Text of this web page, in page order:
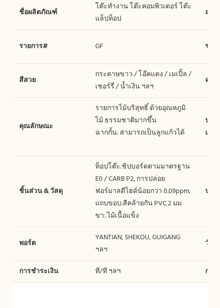
ชื่อผลิตภัณฑ์
โต๊ะทำงาน โต๊ะคอมพิวเตอร์ โต๊ะ
แล็ปท็อป
สไต
รายการ# GF ขน
สีสวย
กระดาษขาว / โอ๊คแดง / เมเปิ้ล /
เชอร์รี่ / น้ำเงิน ฯลฯ
คว
คุณลักษณะ
รายการไม้บริสุทธิ์ ด้วยอุณหภูมิ
ไม้ ธรรมชาติมากขึ้น
ฉากกั้น: สามารถเป็นลูกแก้วได้
บริก
เพิ่ม
ชิ้นส่วน & วัสดุ
ท็อปโต๊ะ:ชิปบอร์ดตามมาตรฐาน
E0 / CARB P2, การปล่อย
ฟอร์มาลดีไฮด์น้อยกว่า 0.09ppm;
แถบขอบ:สีคล้ายกัน PVC 2 มม
ขา: ไม้เนื้อแข็ง
บรร
พอร์ต
YANTIAN, SHEKOU, GUIGANG
ฯลฯ
วันจั
การชำระเงิน ที/ที ฯลฯ กา